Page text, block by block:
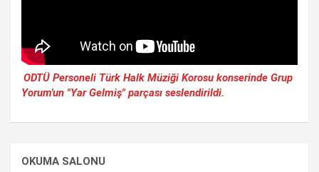
ODTÜ Personeli Türk Halk Müziği Korosu konserinde Grup
Yorum'un "Yar Gelmiş" parçası seslendirildi.
OKUMA SALONU